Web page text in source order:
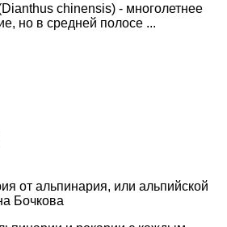
chinensis) - многолетнее
но в средней полосе ...
от альпинария, или альпийской
Бочкова